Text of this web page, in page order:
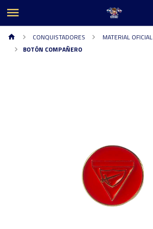
CONQUISTADORES
MATERIAL OFICIAL
BOTÓN COMPAÑERO